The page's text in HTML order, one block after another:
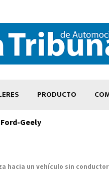
PRODUCTO
Geely
hacia un vehículo sin conductor